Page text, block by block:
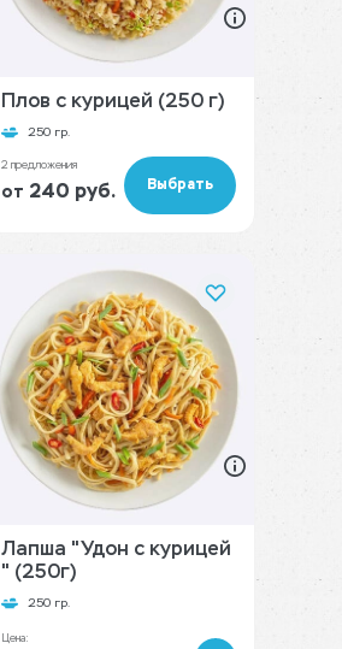
Плов с курицей (250 г)
250 гр.
2 предложения
от 240 руб. Выбрать
Лапша "Удон с курицей
" (250г)
250 гр.
Цена: